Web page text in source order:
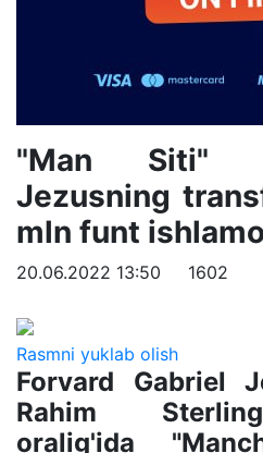
"Man Siti"
Jezusning
mln funt
20.06.2022 13:50 1602
Rasmni yuklab olish
Forvard Gabriel
Rahim
oralig'ida